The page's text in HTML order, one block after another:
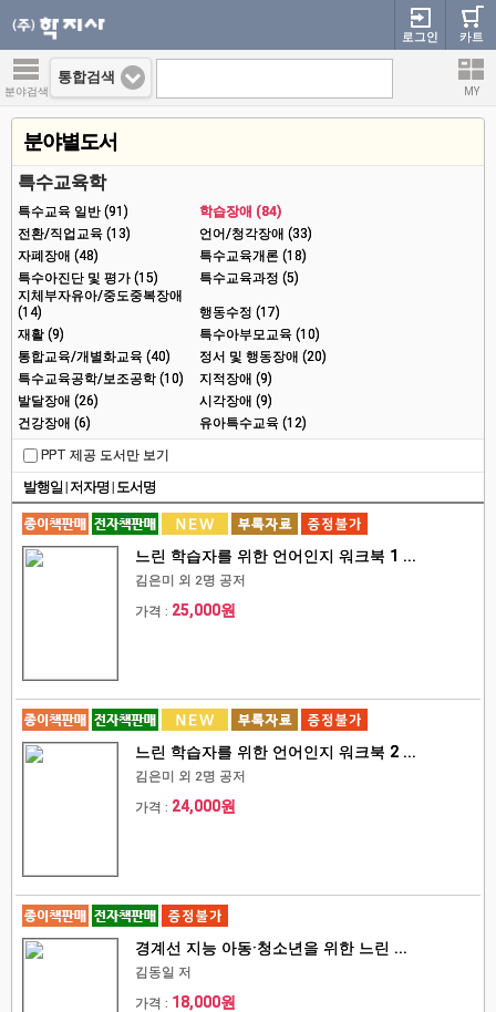
카트
로그인
분야검색 MY
통합검색
분야별도서
특수교육학
특수교육 일반 (91)
학습장애 (84)
전환/직업교육 (13)
언어/청각장애 (33)
자폐장애 (48)
특수교육개론 (18)
특수아진단 및 평가 (15)
특수교육과정 (5)
지체부자유아/중도중복장애
(14)
행동수정 (17)
재활 (9)
특수아부모교육 (10)
통합교육/개별화교육 (40)
정서 및 행동장애 (20)
특수교육공학/보조공학 (10)
지적장애 (9)
발달장애 (26)
시각장애 (9)
건강장애 (6)
유아특수교육 (12)
PPT 제공 도서만 보기
발행일 | 저자명 | 도서명
느린 학습자를 위한 언어인지 워크북 1 ...
김은미 외 2명 공저
가격 : 25,000원
느린 학습자를 위한 언어인지 워크북 2 ...
김은미 외 2명 공저
가격 : 24,000원
경계선 지능 아동·청소년을 위한 느린 ...
김동일 저
가격 : 18,000원